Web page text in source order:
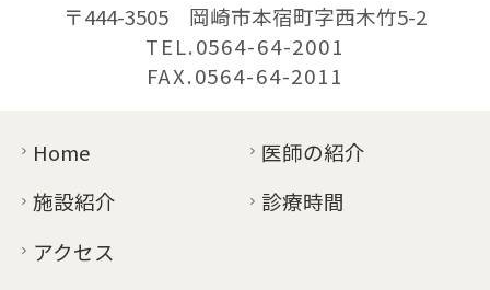
〒444-3505
岡崎市本宿町字西木竹5-2
TEL.0564-64-2001
FAX.0564-64-2011
Home
医師の紹介
施設紹介
診療時間
アクセス